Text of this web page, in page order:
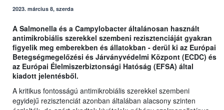
2023. március 8, szerda
A Salmonella és a Campylobacter általánosan használt
antimikrobiális szerekkel szembeni rezisztenciáját gyakran
figyelik meg emberekben és állatokban - derül ki az Európai
Betegségmegelőzési és Járványvédelmi Központ (ECDC) és
az Európai Élelmiszerbiztonsági Hatóság (EFSA) által
kiadott jelentésből.
A kritikus fontosságú antimikrobiális szerekkel szembeni
egyidejű rezisztenciát azonban általában alacsony szinten